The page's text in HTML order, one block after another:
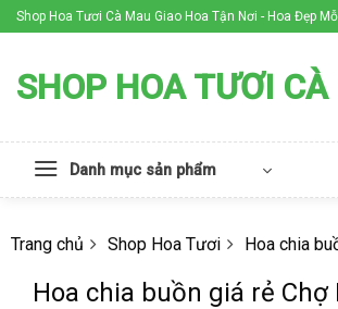
Skip
to
Shop Hoa Tươi Cà Mau Giao Hoa Tận Nơi - Hoa Đẹp
SHOP HOA TƯƠI
Danh mục sản phẩm
Trang chủ Shop Hoa Tươi Hoa chia
Hoa chia buồn giá rẻ Chợ